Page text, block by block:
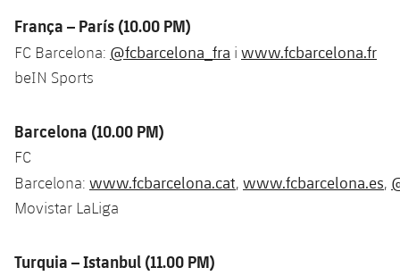
França – París (10.00 PM)
FC Barcelona: @fcbarcelona_fra i www.fcbarcelona.fr
beIN Sports
Barcelona (10.00 PM)
FC
Barcelona: www.fcbarcelona.cat, www.fcbarcelona.es,
Movistar LaLiga
Turquia – Istanbul (11.00 PM)